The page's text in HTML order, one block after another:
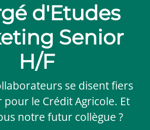
d'Etudes
Senior
H/F
se disent fiers
pour le Crédit Agricole. Et
notre futur collègue ?